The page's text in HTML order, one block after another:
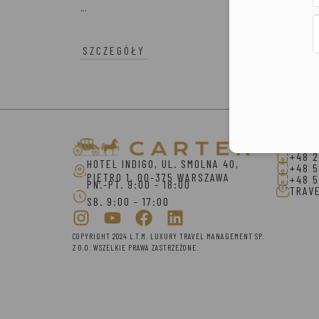
...
SZCZEGÓŁY
HOTEL INDIGO, UL. SMOLNA 40,
PIĘTRO 1, 00-375 WARSZAWA
PN.-PT. 9:00 - 18:00
SB. 9:00 - 17:00
COPYRIGHT 2024 L.T.M. LUXURY TRAVEL MANAGEMENT SP.
Z O.O. WSZELKIE PRAWA ZASTRZEŻONE.
+48
+48
+48